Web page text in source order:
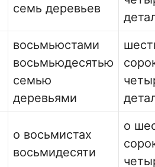
семь деревьев
восьмьюстами
восьмьюдесятью
семью
деревьями
о восьмистах
восьмидесяти
о